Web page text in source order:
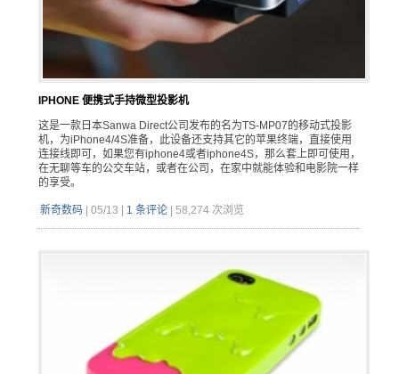
IPHONE 便携式手持微型投影机
这是一款日本Sanwa Direct公司发布的名为TS-MP07的移动式投影
机，为iPhone4/4S准备，此设备还支持其它的苹果终端，直接使用
连接线即可，如果您有iphone4或者iphone4S，那么套上即可使用，
在无聊等车的公交车站，或者在公司，在家中就能体验和电影院一样
的享受。
新奇数码| 05/13 | 1 条评论| 58,274 次浏览